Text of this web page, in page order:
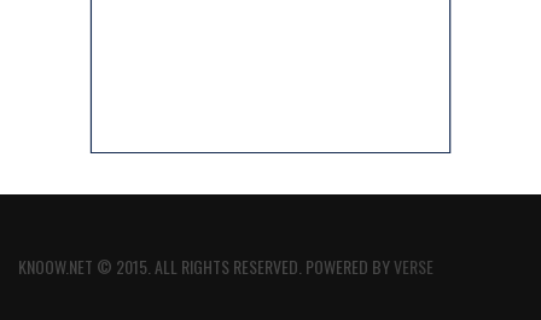
KNOOW.NET © 2015. ALL RIGHTS RESERVED. POWERED BYVERSE